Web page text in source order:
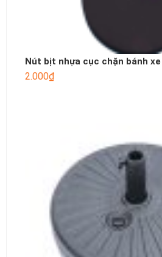
Nút bịt nhựa cục chặn bánh xe
2.000₫